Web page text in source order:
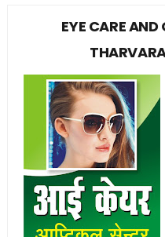
EYE CARE